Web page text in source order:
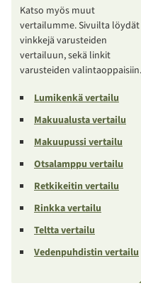
Katso myös muut
vertailumme. Sivuilta löydät
vinkkejä varusteiden
vertailuun, sekä linkit
varusteiden valintaoppaisiin.
Lumikenkä vertailu
Makuualusta vertailu
Makuupussi vertailu
Otsalamppu vertailu
Retkikeitin vertailu
Rinkka vertailu
Teltta vertailu
Vedenpuhdistin vertailu